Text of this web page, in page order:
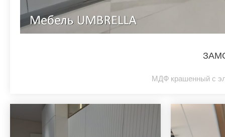
МДФ крашенный с